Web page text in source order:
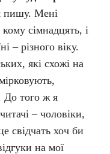
пишу. Мені
сімнадцять, і
– різного віку.
які схожі на
До того ж я
– чоловіки,
свідчать хоч би
на мої